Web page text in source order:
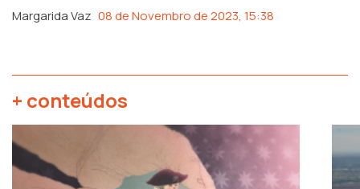
Margarida Vaz 08 de Novembro de 2023, 15:38
+ conteúdos